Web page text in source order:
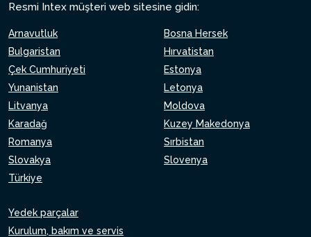
Resmi Intex müşteri web sitesine gidin:
Arnavutluk
Bosna Hersek
Bulgaristan
Hırvatistan
Çek Cumhuriyeti
Estonya
Yunanistan
Letonya
Litvanya
Moldova
Karadağ
Kuzey Makedonya
Romanya
Sırbistan
Slovakya
Slovenya
Türkiye
Yedek parçalar
Kurulum, bakım ve servis